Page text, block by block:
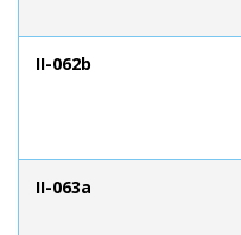
II-062b
II-063a